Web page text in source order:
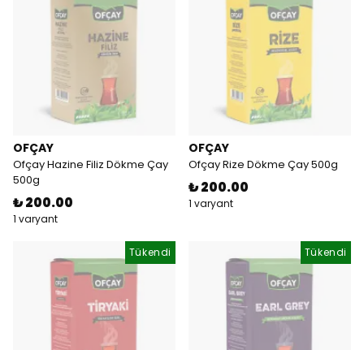
OFÇAY
Ofçay Hazine Filiz Dökme Çay
500g
₺ 200.00
1 varyant
OFÇAY
Ofçay Rize Dökme Çay 500g
₺ 200.00
1 varyant
Tükendi Tükendi